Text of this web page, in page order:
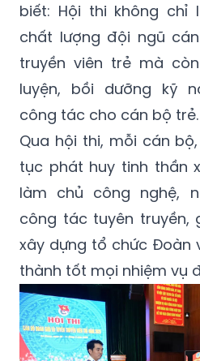
biết: Hội thi không
chất lượng đội ngũ
truyền viên trẻ mà
luyện, bồi dưỡng kỹ
công tác cho cán bộ trẻ.
Qua hội thi, mỗi cán
tục phát huy tinh thần
làm chủ công nghệ,
công tác tuyên truyền,
xây dựng tổ chức Đoàn
thành tốt mọi nhiệm vụ